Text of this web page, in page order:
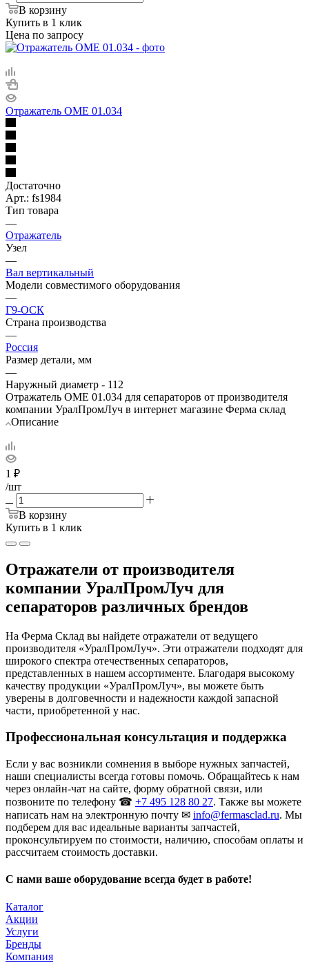
В корзину
Купить в 1 клик
Цена по запросу
Отражатель ОМЕ 01.034
Достаточно
Арт.: fs1984
Тип товара
—
Отражатель
Узел
—
Вал вертикальный
Модели совместимого оборудования
—
Г9-ОСК
Страна производства
—
Россия
Размер детали, мм
—
Наружный диаметр - 112
Отражатель ОМЕ 01.034 для сепараторов от производителя
компании УралПромЛуч в интернет магазине Ферма склад
Описание
1 ₽
/шт
В корзину
Купить в 1 клик
Отражатели от производителя
компании УралПромЛуч для
сепараторов различных брендов
На Ферма Склад вы найдете отражатели от ведущего
производителя «УралПромЛуч». Эти отражатели подходят для
широкого спектра отечественных сепараторов,
представленных в нашем ассортименте. Благодаря высокому
качеству продукции «УралПромЛуч», вы можете быть
уверены в долговечности и надежности каждой запасной
части, приобретенной у нас.
Профессиональная консультация и поддержка
Если у вас возникли сомнения в выборе нужных запчастей,
наши специалисты всегда готовы помочь. Обращайтесь к нам
через онлайн-чат на сайте, форму обратной связи, или
позвоните по телефону ☎ +7 495 128 80 27. Также вы можете
написать нам на электронную почту ✉ info@fermasclad.ru. Мы
подберем для вас идеальные варианты запчастей,
проконсультируем по стоимости, наличию, способам оплаты и
рассчитаем стоимость доставки.
С нами ваше оборудование всегда будет в работе!
Каталог
Акции
Услуги
Бренды
Компания